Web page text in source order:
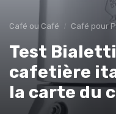
Café ou Café Café pour
Test
cafetière
la carte du